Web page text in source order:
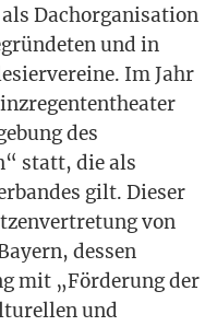
Dach­or­ga­ni­sa­ti­on
und in
Im Jahr
des
statt, die als
gilt. Die­ser
von
des­sen
mit „För­de­rung der
und